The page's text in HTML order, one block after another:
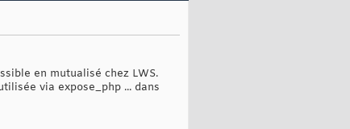
en mutualisé chez LWS.
via expose_php ... dans